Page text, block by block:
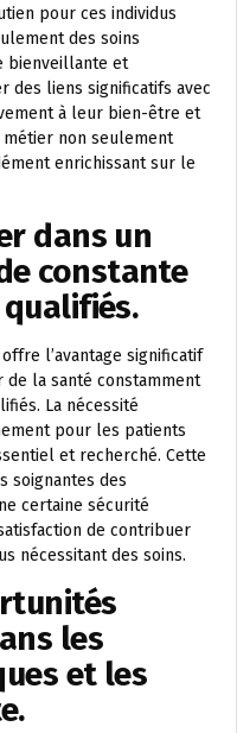
pour ces individus
des soins
bienveillante et
des liens significatifs avec
à leur bien-être et
non seulement
enrichissant sur le
dans un
constante
l’avantage significatif
la santé constamment
La nécessité
pour les patients
et recherché. Cette
soignantes des
certaine sécurité
de contribuer
nécessitant des soins.
les
et les